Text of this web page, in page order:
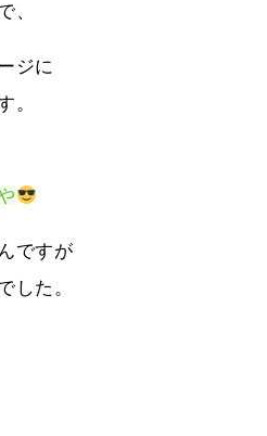
、
ジに
。
ですが
した。